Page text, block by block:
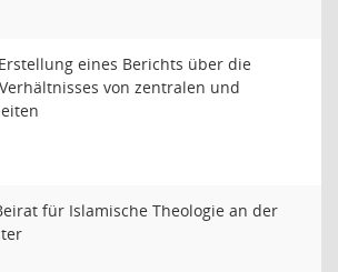
eines Berichts über die
von zentralen und
für Islamische Theologie an der